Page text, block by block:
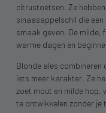
citrustoetsen. Ze
sinaasappelschil die
smaak geven. De
warme dagen en
Blonde ales combineren
iets meer karakter. Ze
zoet mout en milde hop,
te ontwikkelen zonder je